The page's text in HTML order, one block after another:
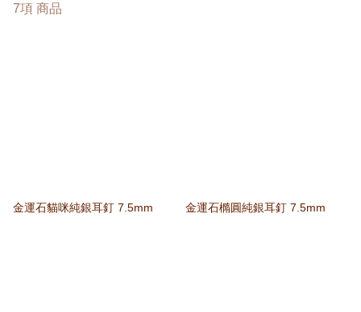
7項 商品
金運石貓咪純銀耳釘 7.5mm 金運石橢圓純銀耳釘 7.5mm